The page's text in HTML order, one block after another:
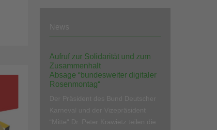
Aufruf zur Solidarität und zum
Zusammenhalt
Absage “bundesweiter digitaler
Rosenmontag“